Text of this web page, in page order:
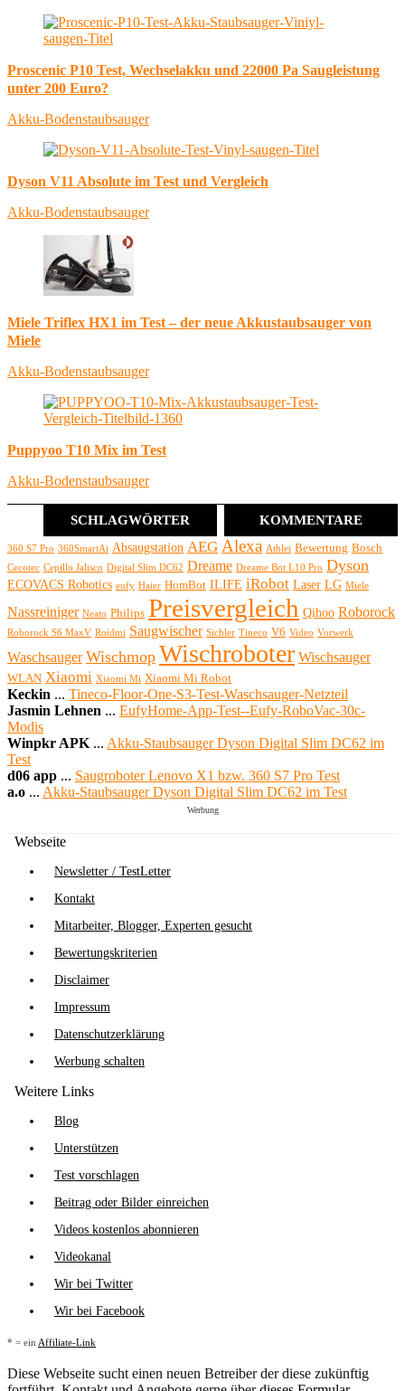
Proscenic P10 Test, Wechselakku und 22000 Pa Saugleistung
unter 200 Euro?
Akku-Bodenstaubsauger
Dyson V11 Absolute im Test und Vergleich
Akku-Bodenstaubsauger
Miele Triflex HX1 im Test – der neue Akkustaubsauger von
Miele
Akku-Bodenstaubsauger
Puppyoo T10 Mix im Test
Akku-Bodenstaubsauger
SCHLAGWÖRTER KOMMENTARE
360 S7 Pro 360SmartAi Absaugstation AEG Alexa Athlet Bewertung Bosch
Cecotec Cepillo Jalisco Digital Slim DC62 Dreame Dreame Bot L10 Pro Dyson
ECOVACS Robotics eufy Haier HomBot ILIFE iRobot Laser LG Miele
Nassreiniger Neato Philips Preisvergleich Qihoo Roborock
Roborock S6 MaxV Roidmi Saugwischer Sichler Tineco V6 Video Vorwerk
Waschsauger Wischmop Wischroboter Wischsauger
WLAN Xiaomi Xiaomi Mi Xiaomi Mi Robot
Keckin ... Tineco-Floor-One-S3-Test-Waschsauger-Netzteil
Jasmin Lehnen ... EufyHome-App-Test--Eufy-RoboVac-30c-
Modis
Winpkr APK ... Akku-Staubsauger Dyson Digital Slim DC62 im
Test
d06 app ... Saugroboter Lenovo X1 bzw. 360 S7 Pro Test
a.o ... Akku-Staubsauger Dyson Digital Slim DC62 im Test
Werbung
Webseite
Newsletter / TestLetter
Kontakt
Mitarbeiter, Blogger, Experten gesucht
Bewertungskriterien
Disclaimer
Impressum
Datenschutzerklärung
Werbung schalten
Weitere Links
Blog
Unterstützen
Test vorschlagen
Beitrag oder Bilder einreichen
Videos kostenlos abonnieren
Videokanal
Wir bei Twitter
Wir bei Facebook
* = ein Affiliate-Link
Diese Webseite sucht einen neuen Betreiber der diese zukünftig